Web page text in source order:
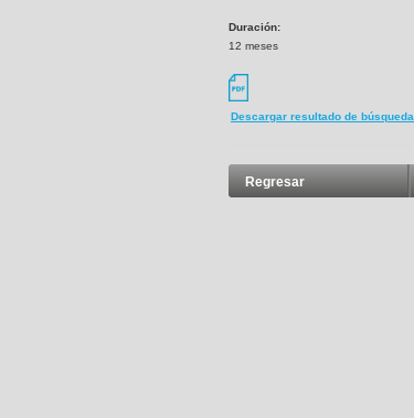
Duración:
12 meses
Descargar resultado de búsqueda
Regresar